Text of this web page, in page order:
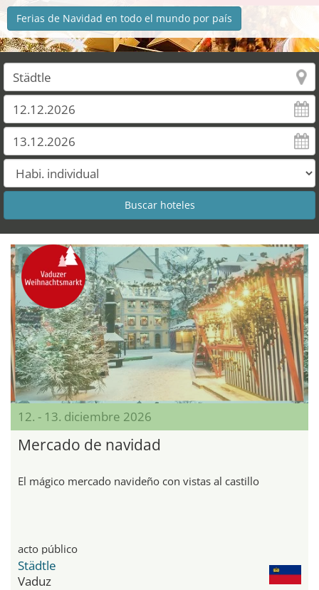
Ferias de Navidad en todo el mundo por país
12. - 13. diciembre 2026
Mercado de navidad
El mágico mercado navideño con vistas al castillo
acto público
Städtle
Vaduz